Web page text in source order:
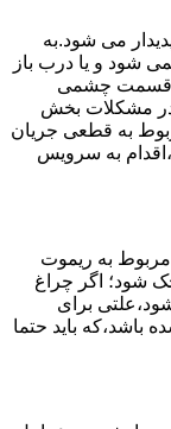
می شود.به
شود و یا درب باز
قسمت چشمی
مشکلات بخش
به قطعی جریان
به سرویس
به ریموت
شود؛ اگر چراغ
برای
باشد،که باید حتما